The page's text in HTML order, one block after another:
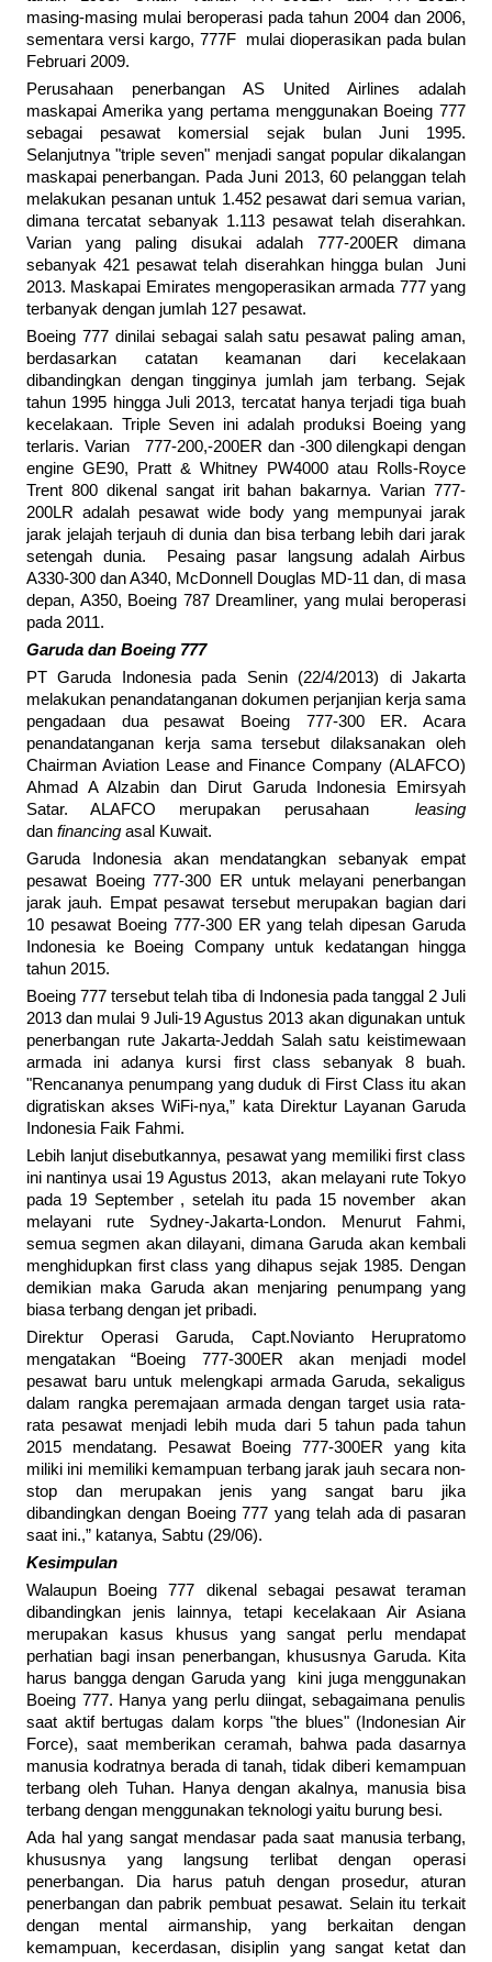
masing-masing mulai beroperasi pada tahun 2004 dan 2006,
sementara versi kargo, 777F mulai dioperasikan pada bulan
Februari 2009.
Perusahaan penerbangan AS United Airlines adalah
maskapai Amerika yang pertama menggunakan Boeing 777
sebagai pesawat komersial sejak bulan Juni 1995.
Selanjutnya "triple seven" menjadi sangat popular dikalangan
maskapai penerbangan. Pada Juni 2013, 60 pelanggan telah
melakukan pesanan untuk 1.452 pesawat dari semua varian,
dimana tercatat sebanyak 1.113 pesawat telah diserahkan.
Varian yang paling disukai adalah 777-200ER dimana
sebanyak 421 pesawat telah diserahkan hingga bulan Juni
2013. Maskapai Emirates mengoperasikan armada 777 yang
terbanyak dengan jumlah 127 pesawat.
Boeing 777 dinilai sebagai salah satu pesawat paling aman,
berdasarkan catatan keamanan dari kecelakaan
dibandingkan dengan tingginya jumlah jam terbang. Sejak
tahun 1995 hingga Juli 2013, tercatat hanya terjadi tiga buah
kecelakaan. Triple Seven ini adalah produksi Boeing yang
terlaris. Varian 777-200,-200ER dan -300 dilengkapi dengan
engine GE90, Pratt & Whitney PW4000 atau Rolls-Royce
Trent 800 dikenal sangat irit bahan bakarnya. Varian 777-
200LR adalah pesawat wide body yang mempunyai jarak
jarak jelajah terjauh di dunia dan bisa terbang lebih dari jarak
setengah dunia. Pesaing pasar langsung adalah Airbus
A330-300 dan A340, McDonnell Douglas MD-11 dan, di masa
depan, A350, Boeing 787 Dreamliner, yang mulai beroperasi
pada 2011.
Garuda dan Boeing 777
PT Garuda Indonesia pada Senin (22/4/2013) di Jakarta
melakukan penandatanganan dokumen perjanjian kerja sama
pengadaan dua pesawat Boeing 777-300 ER. Acara
penandatanganan kerja sama tersebut dilaksanakan oleh
Chairman Aviation Lease and Finance Company (ALAFCO)
Ahmad A Alzabin dan Dirut Garuda Indonesia Emirsyah
Satar. ALAFCO merupakan perusahaan leasing
dan financing asal Kuwait.
Garuda Indonesia akan mendatangkan sebanyak empat
pesawat Boeing 777-300 ER untuk melayani penerbangan
jarak jauh. Empat pesawat tersebut merupakan bagian dari
10 pesawat Boeing 777-300 ER yang telah dipesan Garuda
Indonesia ke Boeing Company untuk kedatangan hingga
tahun 2015.
Boeing 777 tersebut telah tiba di Indonesia pada tanggal 2 Juli
2013 dan mulai 9 Juli-19 Agustus 2013 akan digunakan untuk
penerbangan rute Jakarta-Jeddah Salah satu keistimewaan
armada ini adanya kursi first class sebanyak 8 buah.
"Rencananya penumpang yang duduk di First Class itu akan
digratiskan akses WiFi-nya,” kata Direktur Layanan Garuda
Indonesia Faik Fahmi.
Lebih lanjut disebutkannya, pesawat yang memiliki first class
ini nantinya usai 19 Agustus 2013, akan melayani rute Tokyo
pada 19 September , setelah itu pada 15 november akan
melayani rute Sydney-Jakarta-London. Menurut Fahmi,
semua segmen akan dilayani, dimana Garuda akan kembali
menghidupkan first class yang dihapus sejak 1985. Dengan
demikian maka Garuda akan menjaring penumpang yang
biasa terbang dengan jet pribadi.
Direktur Operasi Garuda, Capt.Novianto Herupratomo
mengatakan “Boeing 777-300ER akan menjadi model
pesawat baru untuk melengkapi armada Garuda, sekaligus
dalam rangka peremajaan armada dengan target usia rata-
rata pesawat menjadi lebih muda dari 5 tahun pada tahun
2015 mendatang. Pesawat Boeing 777-300ER yang kita
miliki ini memiliki kemampuan terbang jarak jauh secara non-
stop dan merupakan jenis yang sangat baru jika
dibandingkan dengan Boeing 777 yang telah ada di pasaran
saat ini.,” katanya, Sabtu (29/06).
Kesimpulan
Walaupun Boeing 777 dikenal sebagai pesawat teraman
dibandingkan jenis lainnya, tetapi kecelakaan Air Asiana
merupakan kasus khusus yang sangat perlu mendapat
perhatian bagi insan penerbangan, khususnya Garuda. Kita
harus bangga dengan Garuda yang kini juga menggunakan
Boeing 777. Hanya yang perlu diingat, sebagaimana penulis
saat aktif bertugas dalam korps "the blues" (Indonesian Air
Force), saat memberikan ceramah, bahwa pada dasarnya
manusia kodratnya berada di tanah, tidak diberi kemampuan
terbang oleh Tuhan. Hanya dengan akalnya, manusia bisa
terbang dengan menggunakan teknologi yaitu burung besi.
Ada hal yang sangat mendasar pada saat manusia terbang,
khususnya yang langsung terlibat dengan operasi
penerbangan. Dia harus patuh dengan prosedur, aturan
penerbangan dan pabrik pembuat pesawat. Selain itu terkait
dengan mental airmanship, yang berkaitan dengan
kemampuan, kecerdasan, disiplin yang sangat ketat dan